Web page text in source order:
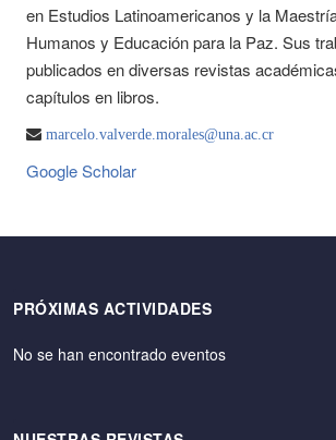
en Estudios Latinoamericanos y la
Humanos y Educación para la Paz. Sus
publicados en diversas revistas
capítulos en libros.
marcelo.valverde.morales@una.ac.cr
Google Scholar
PRÓXIMAS ACTIVIDADES
No se han encontrado eventos